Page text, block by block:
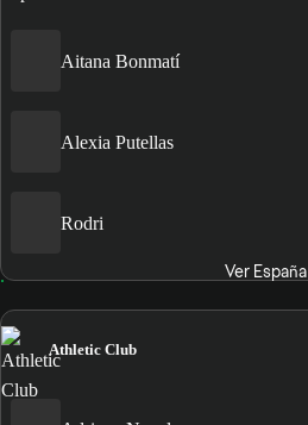
Aitana Bonmatí
Alexia Putellas
Rodri
Ver España
Athletic Club